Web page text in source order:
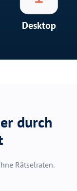
Desktop
durch
Rätselraten.